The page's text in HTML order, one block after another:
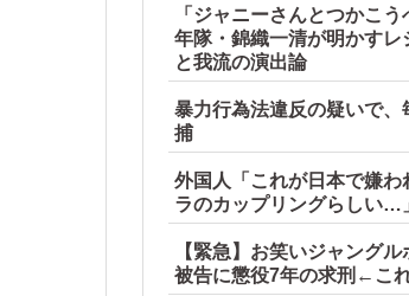
「ジャニーさんとつかこ
年隊・錦織一清が明かすレ
と我流の演出論
暴力行為法違反の疑いで、
捕
外国人「これが日本で嫌わ
ラのカップリングらしい…
【緊急】お笑いジャング
被告に懲役7年の求刑←こ